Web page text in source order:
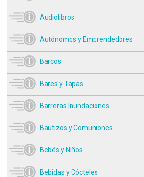
Audiolibros
Autónomos y Emprendedores
Barcos
Bares y Tapas
Barreras Inundaciones
Bautizos y Comuniones
Bebés y Niños
Bebidas y Cócteles